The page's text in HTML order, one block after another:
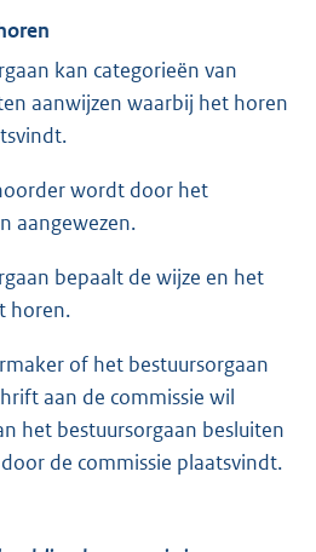
kan categorieën van
aanwijzen waarbij het horen
wordt door het
aangewezen.
bepaalt de wijze en het
horen.
of het bestuursorgaan
aan de commissie wil
het bestuursorgaan besluiten
de commissie plaatsvindt.